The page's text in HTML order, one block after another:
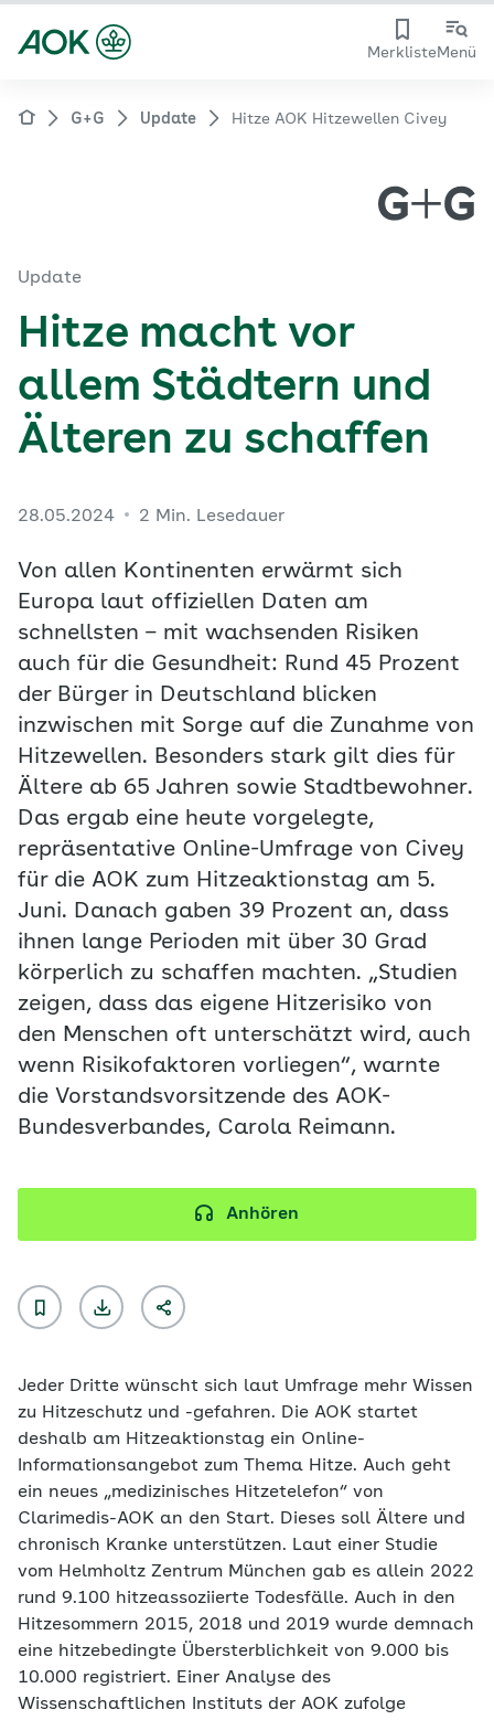
MerklisteMenü
G+G Update Hitze AOK Hitzewellen Civey
Update
Hitze macht vor
allem Städtern und
Älteren zu schaffen
28.05.2024 2 Min. Lesedauer
Von allen Kontinenten erwärmt sich
Europa laut offiziellen Daten am
schnellsten – mit wachsenden Risiken
auch für die Gesundheit: Rund 45 Prozent
der Bürger in Deutschland blicken
inzwischen mit Sorge auf die Zunahme von
Hitzewellen. Besonders stark gilt dies für
Ältere ab 65 Jahren sowie Stadtbewohner.
Das ergab eine heute vorgelegte,
repräsentative Online-Umfrage von Civey
für die AOK zum Hitzeaktionstag am 5.
Juni. Danach gaben 39 Prozent an, dass
ihnen lange Perioden mit über 30 Grad
körperlich zu schaffen machten. „Studien
zeigen, dass das eigene Hitzerisiko von
den Menschen oft unterschätzt wird, auch
wenn Risikofaktoren vorliegen“, warnte
die Vorstandsvorsitzende des AOK-
Bundesverbandes, Carola Reimann.
Anhören
Jeder Dritte wünscht sich laut Umfrage mehr Wissen
zu Hitzeschutz und -gefahren. Die AOK startet
deshalb am Hitzeaktionstag ein Online-
Informationsangebot zum Thema Hitze. Auch geht
ein neues „medizinisches Hitzetelefon“ von
Clarimedis-AOK an den Start. Dieses soll Ältere und
chronisch Kranke unterstützen. Laut einer Studie
vom Helmholtz Zentrum München gab es allein 2022
rund 9.100 hitzeassoziierte Todesfälle. Auch in den
Hitzesommern 2015, 2018 und 2019 wurde demnach
eine hitzebedingte Übersterblichkeit von 9.000 bis
10.000 registriert. Einer Analyse des
Wissenschaftlichen Instituts der AOK zufolge